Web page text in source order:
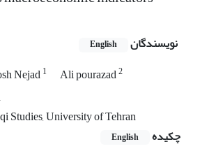
نویسندگان English
Nejad1 Ali pourazad2
Studies, University of Tehran
چکیده
English